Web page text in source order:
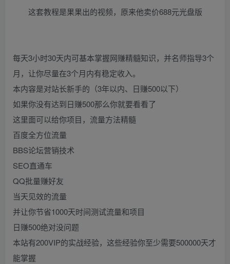
这套教程是果果出的视频，原来他卖价688元光盘版
每天3小时30天内可基本掌握网赚精髓知识，并名师指导3个
月，让你尽量在3个月内有稳定收入。
本内容是对站长新手的（3年以内、日赚500以下）
如果你没有达到日赚500那么你就要看看了
这里面可以给你项目，流量方法精髓
百度全方位流量
BBS论坛营销技术
SEO直通车
QQ批量赚好友
当天见效的流量
并让你节省1000天时间测试流量和项目
日赚500绝对没问题
本站有200VIP的实战经验，这些经验你至少需要500000天才
能掌握